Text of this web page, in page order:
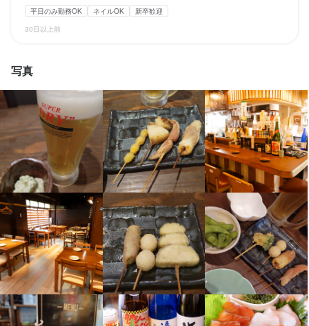
食べログ求人PRESS
利用規約
平日のみ勤務OK ネイルOK
新卒歓迎
30日以上前
写真
学歴不問
駅チカ(徒歩5分以内)
仕事内容
開店前清掃、ドリンク作り、簡単な調理補助、配膳、片付け、レ
ジ業務。
店名
串かつ わっしょい
勤務地
兵庫県神戸市中央区元町通6-5-15 元町ビル 2F